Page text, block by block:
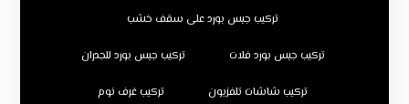
تركيب جبس بورد على سقف خشب
تركيب جبس بورد فلات تركيب جبس بورد للجدران
تركيب شاشات تلفزيون تركيب غرف نوم